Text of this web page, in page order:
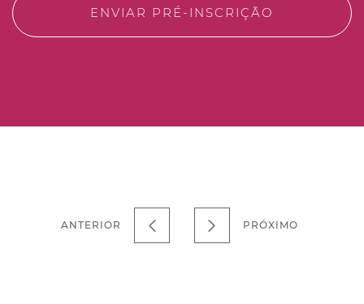
ENVIAR PRÉ-INSCRIÇÃO
ANTERIOR PRÓXIMO